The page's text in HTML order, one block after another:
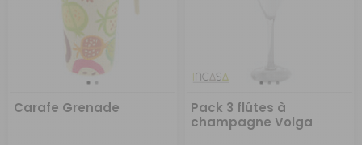
Carafe Grenade
Pack 3 flûtes à
champagne Volga